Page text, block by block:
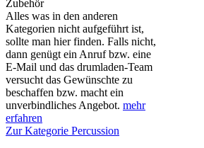
Zubehör
Alles was in den anderen
Kategorien nicht aufgeführt ist,
sollte man hier finden. Falls nicht,
dann genügt ein Anruf bzw. eine
E-Mail und das drumladen-Team
versucht das Gewünschte zu
beschaffen bzw. macht ein
unverbindliches Angebot. mehr
erfahren
Zur Kategorie Percussion